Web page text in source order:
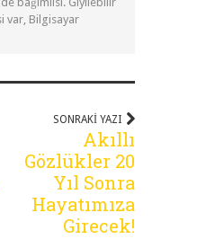
var, Bilgisayar
SONRAKI YAZI
Akıllı
Gözlükler 20
Yıl Sonra
Hayatımıza
Girecek!